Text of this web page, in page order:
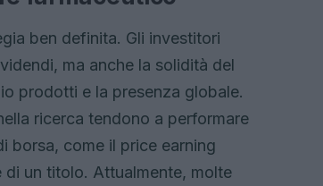
ben definita. Gli investitori
ma anche la solidità del
prodotti e la presenza globale.
ricerca tendono a performare
borsa, come il price earning
un titolo. Attualmente, molte